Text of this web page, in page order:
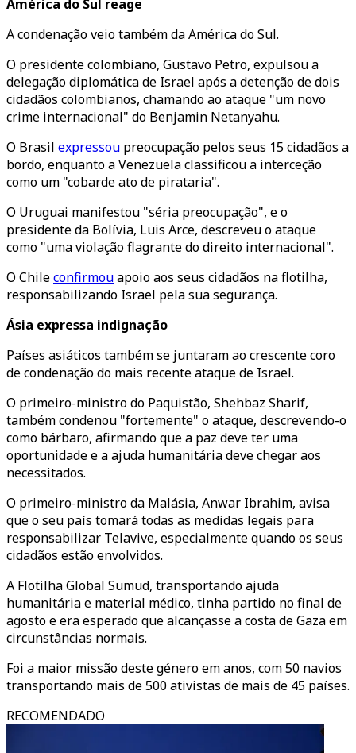
América do Sul reage
A condenação veio também da América do Sul.
O presidente colombiano, Gustavo Petro, expulsou a
delegação diplomática de Israel após a detenção de dois
cidadãos colombianos, chamando ao ataque "um novo
crime internacional" do Benjamin Netanyahu.
O Brasil expressou preocupação pelos seus 15 cidadãos a
bordo, enquanto a Venezuela classificou a interceção
como um "cobarde ato de pirataria".
O Uruguai manifestou "séria preocupação", e o
presidente da Bolívia, Luis Arce, descreveu o ataque
como "uma violação flagrante do direito internacional".
O Chileconfirmouapoio aos seus cidadãos na flotilha,
responsabilizando Israel pela sua segurança.
Ásia expressa indignação
Países asiáticos também se juntaram ao crescente coro
de condenação do mais recente ataque de Israel.
O primeiro-ministro do Paquistão, Shehbaz Sharif,
também condenou "fortemente" o ataque, descrevendo-o
como bárbaro, afirmando que a paz deve ter uma
oportunidade e a ajuda humanitária deve chegar aos
necessitados.
O primeiro-ministro da Malásia, Anwar Ibrahim, avisa
que o seu país tomará todas as medidas legais para
responsabilizar Telavive, especialmente quando os seus
cidadãos estão envolvidos.
A Flotilha Global Sumud, transportando ajuda
humanitária e material médico, tinha partido no final de
agosto e era esperado que alcançasse a costa de Gaza em
circunstâncias normais.
Foi a maior missão deste género em anos, com 50 navios
transportando mais de 500 ativistas de mais de 45 países.
RECOMENDADO